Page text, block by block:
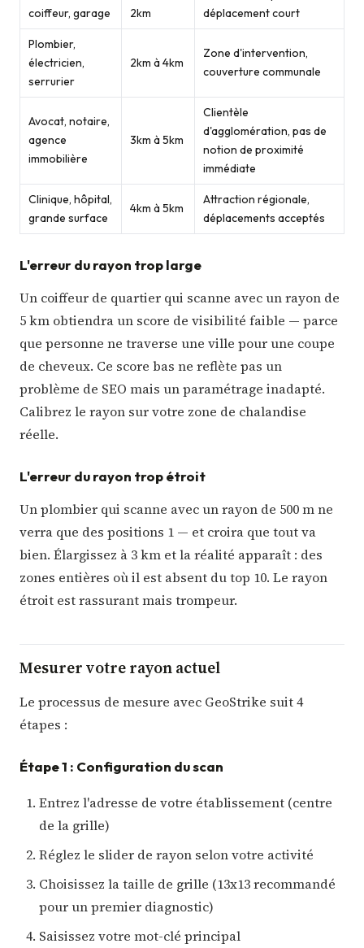
coiffeur, garage
2km
déplacement court
Plombier,
électricien,
serrurier
2km à 4km
Zone d'intervention,
couverture communale
Avocat, notaire,
agence
immobilière
3km à 5km
Clientèle
d'agglomération, pas de
notion de proximité
immédiate
Clinique, hôpital,
grande surface
4km à 5km
Attraction régionale,
déplacements acceptés
L'erreur du rayon trop large
Un coiffeur de quartier qui scanne avec un rayon de
5 km obtiendra un score de visibilité faible — parce
que personne ne traverse une ville pour une coupe
de cheveux. Ce score bas ne reflète pas un
problème de SEO mais un paramétrage inadapté.
Calibrez le rayon sur votre zone de chalandise
réelle.
L'erreur du rayon trop étroit
Un plombier qui scanne avec un rayon de 500 m ne
verra que des positions 1 — et croira que tout va
bien. Élargissez à 3 km et la réalité apparaît : des
zones entières où il est absent du top 10. Le rayon
étroit est rassurant mais trompeur.
Mesurer votre rayon actuel
Le processus de mesure avec GeoStrike suit 4
étapes :
Étape 1 : Configuration du scan
Entrez l'adresse de votre établissement (centre
de la grille)
Réglez le slider de rayon selon votre activité
Choisissez la taille de grille (13x13 recommandé
pour un premier diagnostic)
Saisissez votre mot-clé principal